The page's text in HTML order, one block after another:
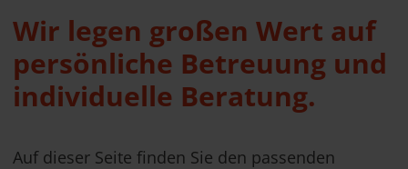
Wir legen großen Wert auf
persönliche Betreuung und
individuelle Beratung.
Auf dieser Seite finden Sie den passenden